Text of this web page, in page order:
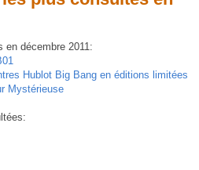
en décembre 2011:
Hublot Big Bang en éditions limitées
Mystérieuse